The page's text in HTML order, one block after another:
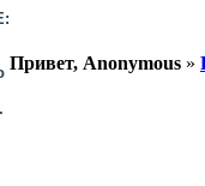
Привет, Anonymous »